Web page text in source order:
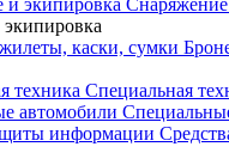
Специальная